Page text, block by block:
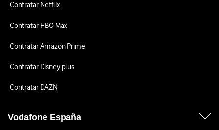
Contratar Netflix
Contratar HBO Max
Contratar Amazon Prime
Contratar Disney plus
Contratar DAZN
Vodafone España